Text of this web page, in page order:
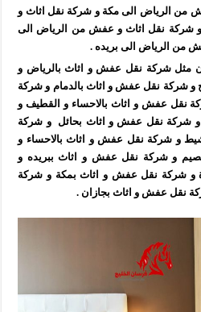
من الرياض الى مكة و شركة نقل اثاث و
شركة نقل اثاث و عفش من الرياض الى
من الرياض الى بريده .
مثل شركة نقل عفش و اثاث بالرياض و
شركة نقل عفش و اثاث بالدمام و شركة
نقل عفش و اثاث بالاحساء و القطيف و
و شركة نقل عفش و اثاث بحائل و شركة
و شركة نقل عفش و اثاث بالاحساء و
و شركة نقل عفش و اثاث ببريده و
و شركة نقل عفش و اثاث بمكة و شركة
نقل عفش و اثاث بجازان .